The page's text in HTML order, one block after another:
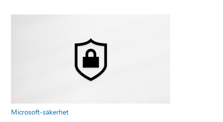
Microsoft-säkerhet